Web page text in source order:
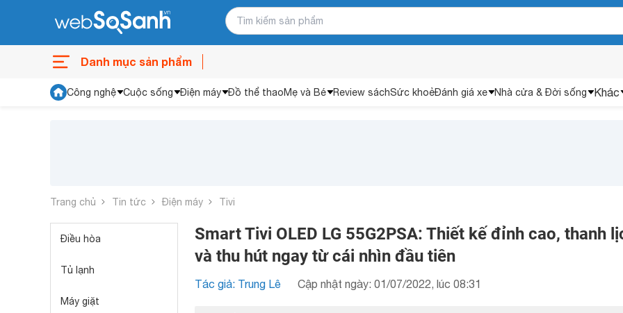
Danh mục sản phẩm
Công nghệ Cuộc sống Điện máy Đồ thể thaoMẹ và Bé Review sáchSức khoẻĐánh giá xe Nhà cửa & Đời sống Khác
Trang chủ Tin tức Điện máy Tivi
Điều hòa
Tủ lạnh
Máy giặt
Smart Tivi OLED LG 55G2PSA: Thiết kế đỉnh cao, thanh
và thu hút ngay từ cái nhìn đầu tiên
Tác giả: Trung Lê Cập nhật ngày: 01/07/2022, lúc 08:31